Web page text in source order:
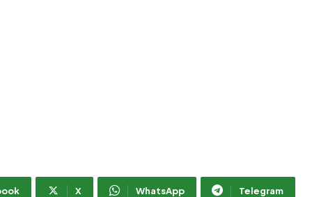
X WhatsApp Telegram